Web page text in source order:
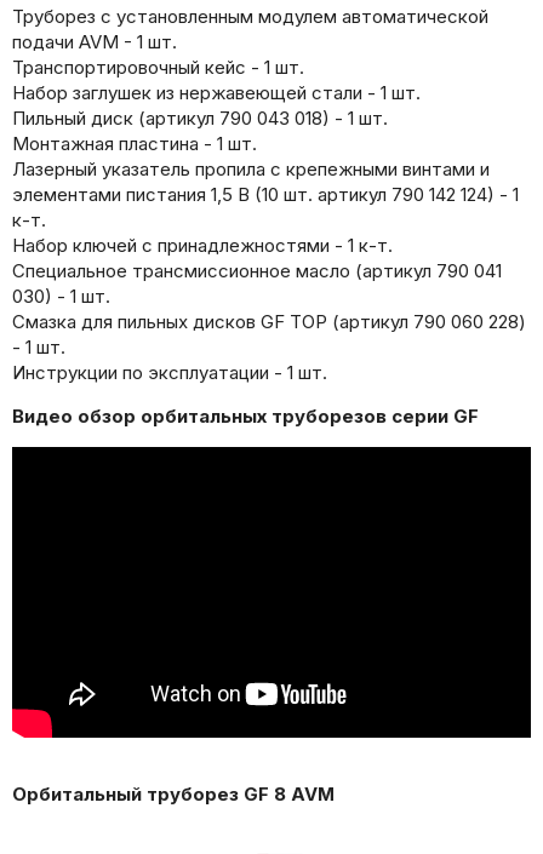
Труборез с установленным модулем автоматической
подачи AVM - 1 шт.
Транспортировочный кейс - 1 шт.
Набор заглушек из нержавеющей стали - 1 шт.
Пильный диск (артикул 790 043 018) - 1 шт.
Монтажная пластина - 1 шт.
Лазерный указатель пропила с крепежными винтами и
элементами пистания 1,5 В (10 шт. артикул 790 142 124) - 1
к-т.
Набор ключей с принадлежностями - 1 к-т.
Специальное трансмиссионное масло (артикул 790 041
030) - 1 шт.
Смазка для пильных дисков GF TOP (артикул 790 060 228)
- 1 шт.
Инструкции по эксплуатации - 1 шт.
Видео обзор орбитальных труборезов серии GF
Орбитальный труборез GF 8 AVM